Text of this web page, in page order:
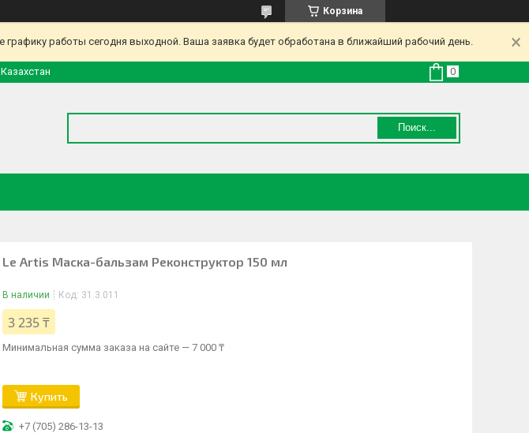
Корзина
работы сегодня выходной. Ваша заявка будет обработана в ближайший рабочий день.
Поиск...
Le Artis Маска-бальзам Реконструктор 150 мл
В наличии Код: 31.3.011
3 235 ₸
Минимальная сумма заказа на сайте — 7 000 ₸
Купить
+7 (705) 286-13-13